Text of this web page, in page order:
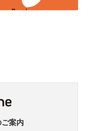
案内